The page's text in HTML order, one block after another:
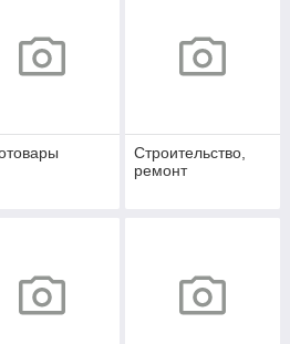
Строительство,
ремонт